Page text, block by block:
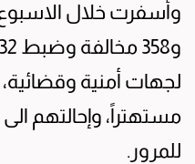
مستهتراً، وإحالتهم الى
للمرور.